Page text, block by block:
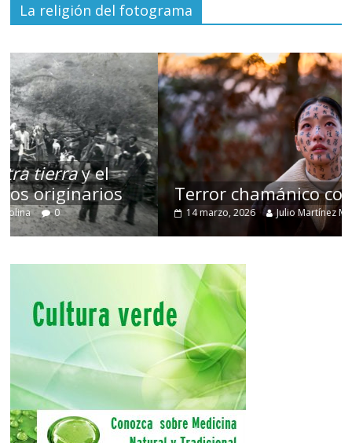
La religión del fotograma
Terror chamánico coreano
14 marzo, 2026 Julio Martínez Molina 0